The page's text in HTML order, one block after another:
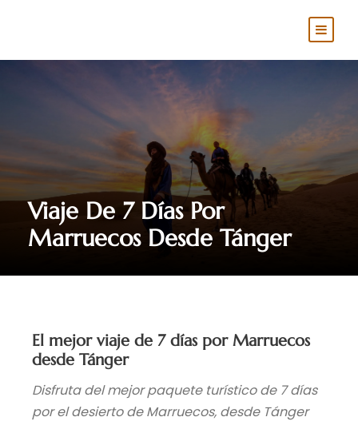
Viaje De 7 Días Por
Marruecos Desde Tánger
El mejor viaje de 7 días por Marruecos
desde Tánger
Disfruta del mejor paquete turístico de 7 días
por el desierto de Marruecos, desde Tánger